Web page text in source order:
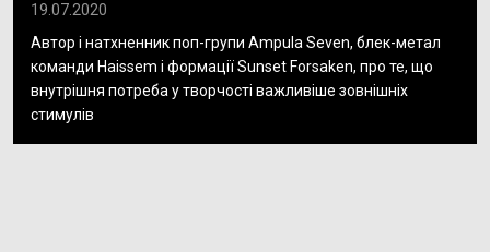
19.07.2020
Автор і натхненник поп-групи Ampula Seven, блек-метал
команди Haissem і формації Sunset Forsaken, про те, що
внутрішня потреба у творчості важливіше зовнішніх
стимулів